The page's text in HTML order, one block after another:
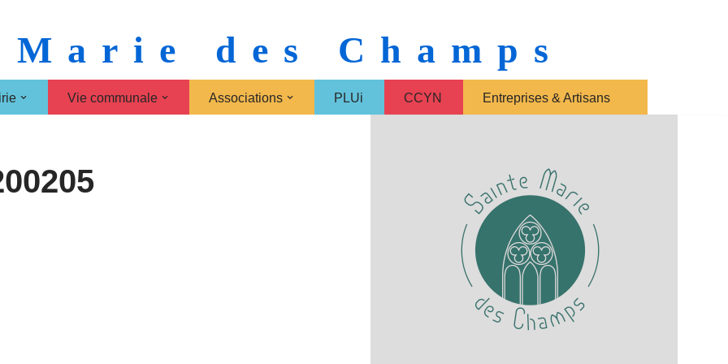
des Champs
Vie communale Associations PLUi CCYN Entreprises & Artisans